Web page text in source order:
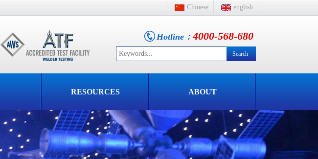
english
Chinese
Hotline：4000-568-680
RESOURCES ABOUT